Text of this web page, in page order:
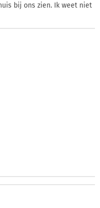
bij ons zien. Ik weet niet